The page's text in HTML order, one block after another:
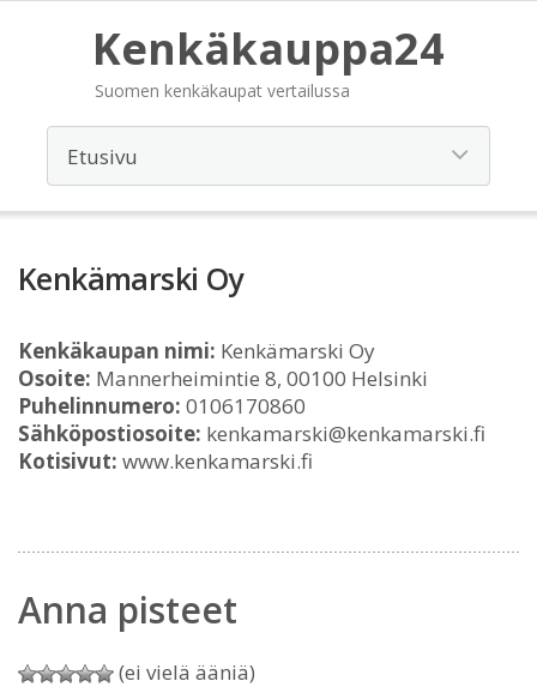
Kenkäkauppa24
Suomen kenkäkaupat vertailussa
Kenkämarski Oy
Kenkäkaupan nimi: Kenkämarski Oy
Osoite: Mannerheimintie 8, 00100 Helsinki
Puhelinnumero: 0106170860
Sähköpostiosoite: kenkamarski@kenkamarski.fi
Kotisivut: www.kenkamarski.fi
Anna pisteet
(ei vielä ääniä)